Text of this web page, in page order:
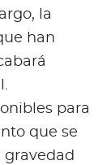
la
han
para
que se
gravedad